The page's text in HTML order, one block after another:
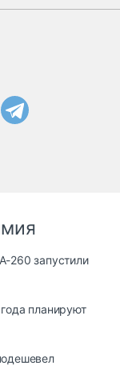
260 запустили
планируют